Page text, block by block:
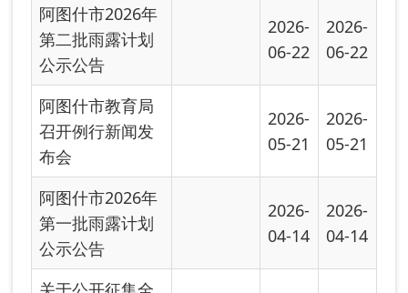
关于公开征集全
市中小学食品安
全及膳食经费...
2026-
03-13
阿图什市2024-
2025年义务教育
阶段学生享受
资...
11-05
教育局惠民惠农
财政补贴政策...
06-12
阿图什市义务教
育资助政策